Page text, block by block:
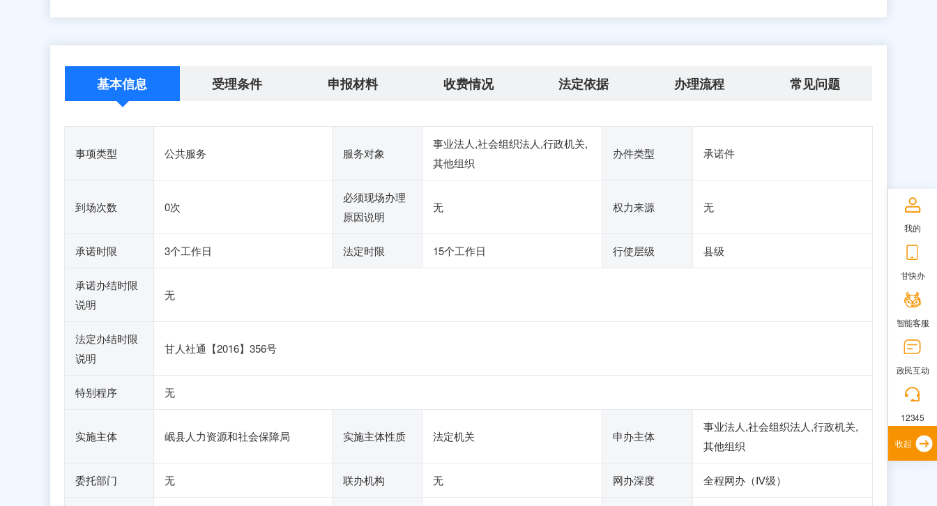
基本信息 受理条件 申报材料 收费情况 法定依据 办理流程 常见问题
事项类型 公共服务 服务对象
事业法人,社会组织法人,行政机关,
其他组织
办件类型 承诺件
到场次数 0次
必须现场办理
原因说明
无 权力来源 无
承诺时限 3个工作日 法定时限 15个工作日 行使层级 县级
承诺办结时限
说明
无
法定办结时限
说明
甘人社通【2016】356号
特别程序 无
实施主体 岷县人力资源和社会保障局 实施主体性质 法定机关 申办主体
事业法人,社会组织法人,行政机关,
其他组织
委托部门 无 联办机构 无 网办深度 全程网办（Ⅳ级）
我的
甘快办
智能客服
政民互动
12345
收起